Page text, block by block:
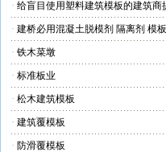
· 给盲目使用塑料建筑模板的建筑商
· 建桥必用混凝土脱模剂 隔离剂 模
· 铁木菜墩
· 标准板业
· 松木建筑模板
· 建筑覆模板
· 防滑覆模板